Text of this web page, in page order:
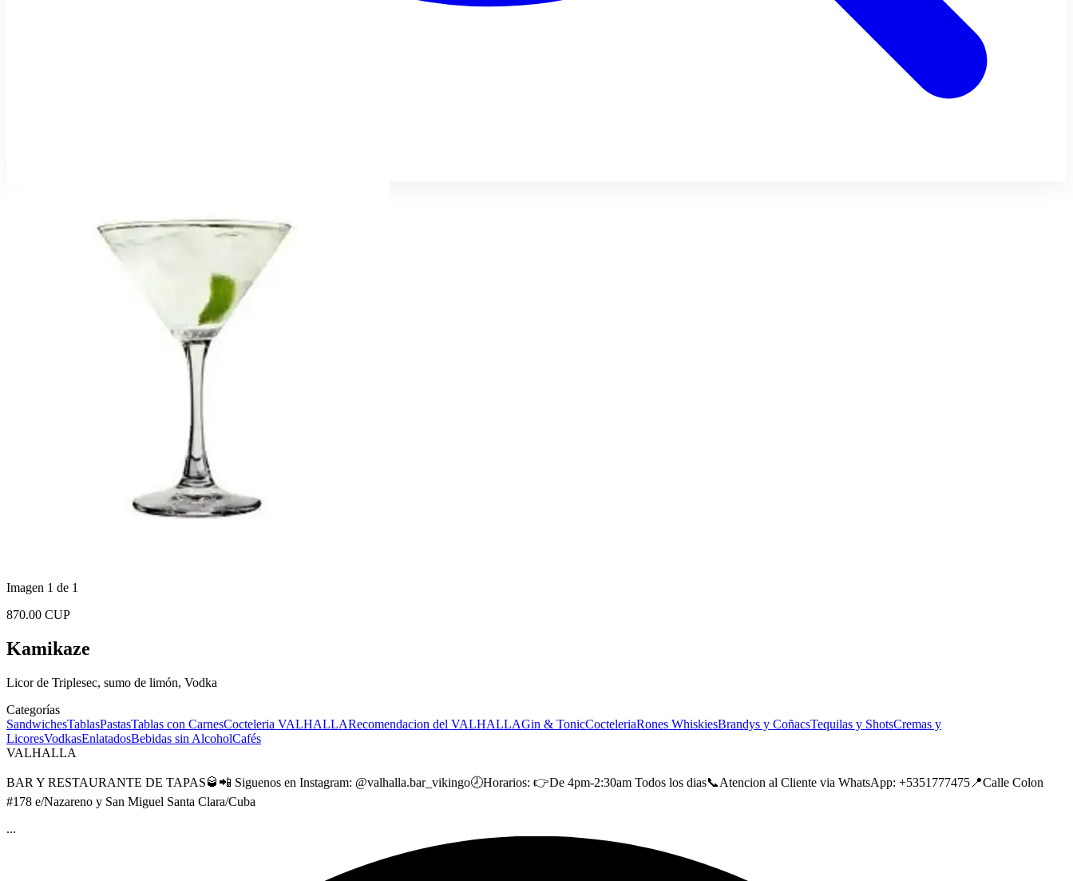
Imagen 1 de 1
870.00 CUP
Kamikaze
Licor de Triplesec, sumo de limón, Vodka
Categorías
SandwichesTablasPastasTablas con CarnesCocteleria VALHALLARecomendacion del VALHALLAGin & TonicCocteleriaRones WhiskiesBrandys y CoñacsTequilas y ShotsCremas y
LicoresVodkasEnlatadosBebidas sin AlcoholCafés
VALHALLA
BAR Y RESTAURANTE DE TAPAS🥃📲 Siguenos en Instagram: @valhalla.bar_vikingo🕗Horarios: 👉De 4pm-2:30am Todos los dias📞Atencion al Cliente via WhatsApp: +5351777475📍Calle Colon
#178 e/Nazareno y San Miguel Santa Clara/Cuba
...